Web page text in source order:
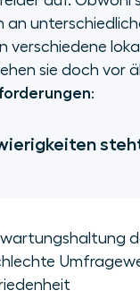
verschiedene
sie doch vor
: